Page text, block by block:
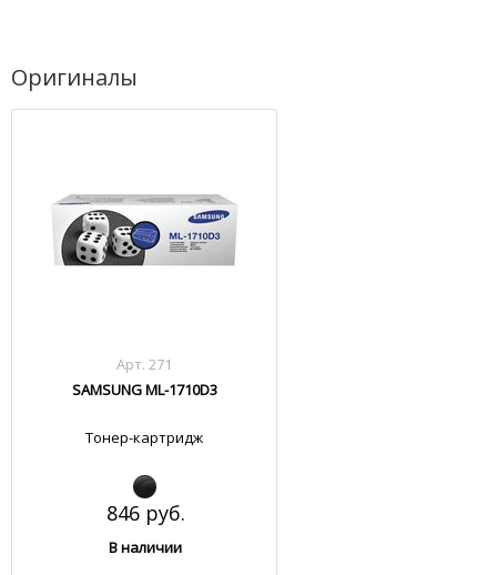
Оригиналы
Арт. 271
SAMSUNG ML-1710D3
Тонер-картридж
846 руб.
В наличии